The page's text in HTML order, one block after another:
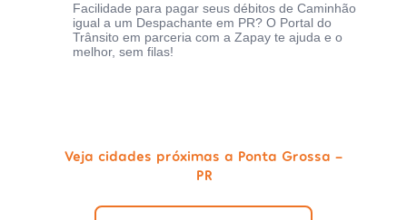
Facilidade para pagar seus débitos de Caminhão
igual a um Despachante em PR? O Portal do
Trânsito em parceria com a Zapay te ajuda e o
melhor, sem filas!
Veja cidades próximas a Ponta Grossa -
PR